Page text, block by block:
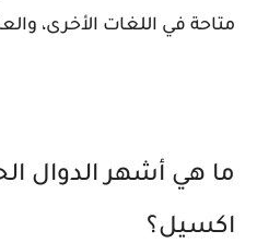
متاحة في اللغات الأخرى،
ما هي أشهر الدوال
اكسيل؟